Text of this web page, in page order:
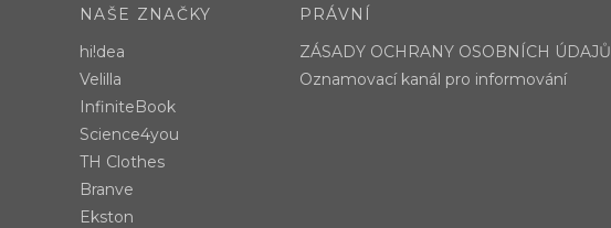
NAŠE ZNAČKY
hi!dea
Velilla
InfiniteBook
Science4you
TH Clothes
Branve
Ekston
PRÁVNÍ
ZÁSADY OCHRANY OSOBNÍCH ÚDAJŮ
Oznamovací kanál pro informování